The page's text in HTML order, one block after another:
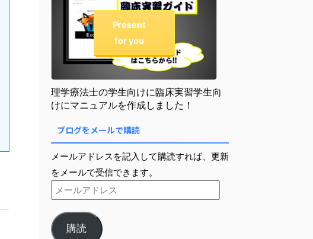
Present
for you
理学療法士の学生向けに臨床実習学生向
けにマニュアルを作成しました！
ブログをメールで購読
メールアドレスを記入して購読すれば、更新
をメールで受信できます。
購読